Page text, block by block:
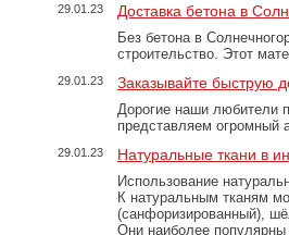
29.01.23 Доставка бетона в
Без бетона в
строительство. Этот
29.01.23 Заказывайте быструю
Дорогие наши любители
представляем огромный
29.01.23 Натуральные ткани в
Использование
К натуральным тканям
(санфоризированный),
Они наиболее популярны